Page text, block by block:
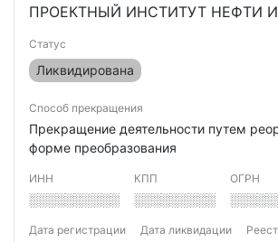
ПРОЕКТНЫЙ ИНСТИТУТ НЕФТИ И
Статус
Ликвидирована
Способ прекращения
Прекращение деятельности путем
форме преобразования
ИНН
░░░░░░░░░░
КПП
░░░░░░░░░
ОГРН
Дата регистрации Дата ликвидации